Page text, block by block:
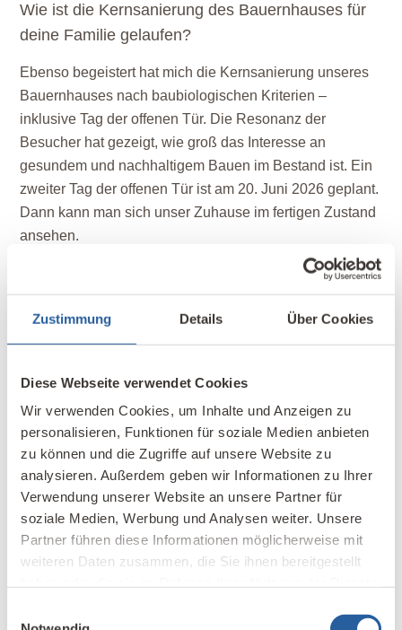
Zustimmung Details Über Cookies
Diese Webseite verwendet Cookies
Wir verwenden Cookies, um Inhalte und Anzeigen zu
personalisieren, Funktionen für soziale Medien anbieten
zu können und die Zugriffe auf unsere Website zu
analysieren. Außerdem geben wir Informationen zu Ihrer
Verwendung unserer Website an unsere Partner für
soziale Medien, Werbung und Analysen weiter. Unsere
Partner führen diese Informationen möglicherweise mit
weiteren Daten zusammen, die Sie ihnen bereitgestellt
Wie ist die Kernsanierung des Bauernhauses für
deine Familie gelaufen?
Ebenso begeistert hat mich die Kernsanierung unseres
Bauernhauses nach baubiologischen Kriterien –
inklusive Tag der offenen Tür. Die Resonanz der
Besucher hat gezeigt, wie groß das Interesse an
gesundem und nachhaltigem Bauen im Bestand ist. Ein
zweiter Tag der offenen Tür ist am 20. Juni 2026 geplant.
Dann kann man sich unser Zuhause im fertigen Zustand
ansehen.
Welche interessanten Baumaterialien kamen zum
Einsatz?
ist aus Hanf-Kalksteinen. Die Ostseite ist innen mit
einer Hanf-Kalkschüttung gedämmt. Das Bauholz
kommt aus der Nähe und aus dem eigenen Wald,
selbst geschlagen im Winter bei abnehmendem
Mond. Die Fenster sind aus Kiefernholz, der
Fußboden aus massiver Fichte. Es gibt
Flächenheizungen in Wänden und Fußböden.
Verputzt wurde innen und außen mit reinem
recycelt.